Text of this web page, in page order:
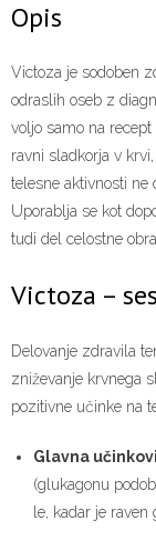
Opis
Victoza je sodoben
odraslih oseb z
voljo samo na
ravni sladkorja v
telesne aktivnosti ne
Uporablja se kot
tudi del celostne
Victoza –
Delovanje zdravila
zniževanje krvnega
pozitivne učinke na
Glavna
(glukagonu
le, kadar je raven